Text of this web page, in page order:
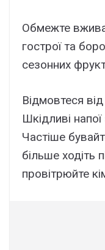
Обмежте
гострої та
сезонних
Відмовтеся
Шкідливі
Частіше
більше ходіть
провітрюйте